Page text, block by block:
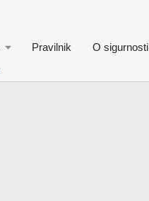
Pravilnik O sigurnosti